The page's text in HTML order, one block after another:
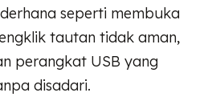
seperti membuka
tautan tidak aman,
perangkat USB yang
disadari.